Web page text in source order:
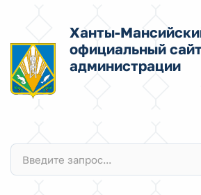
Ханты-
официальный
администрации